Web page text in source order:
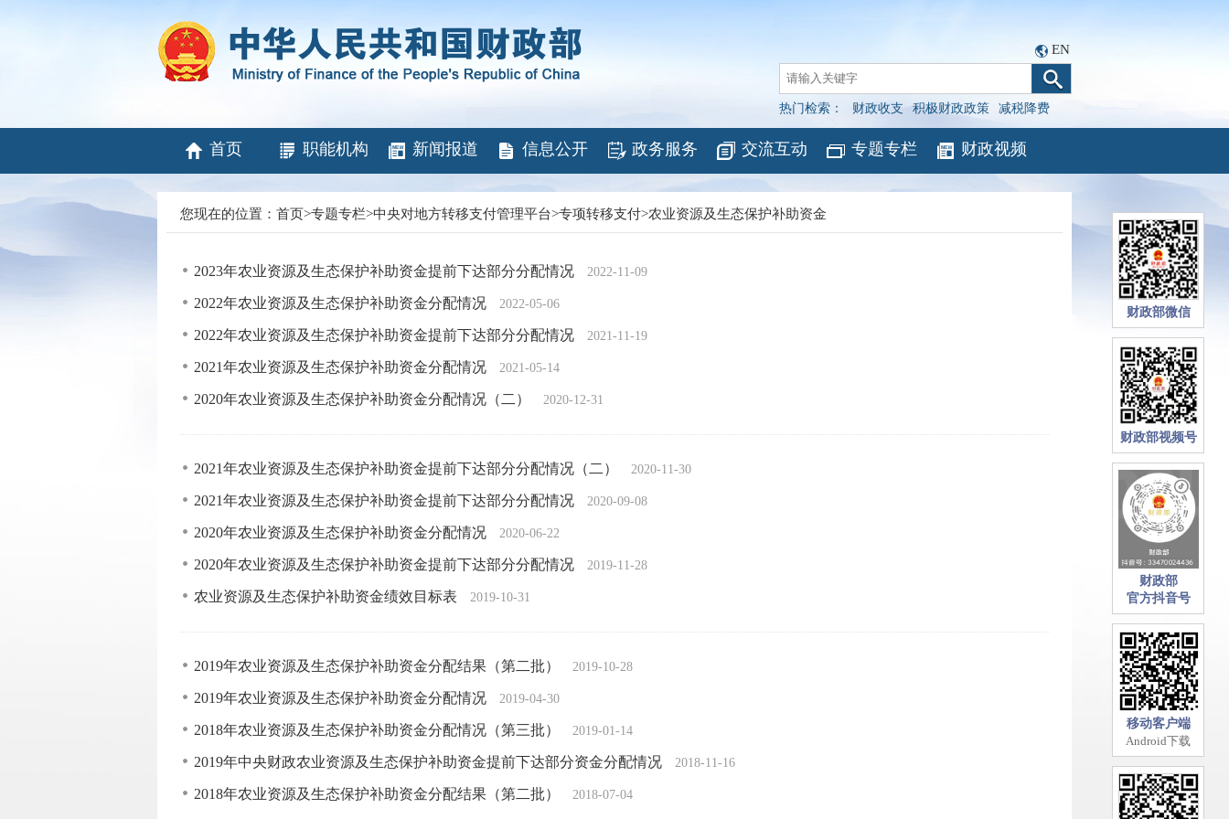
EN
热门检索： 财政收支 积极财政政策 减税降费
首页 职能机构 新闻报道 信息公开 政务服务 交流互动 专题专栏 财政视频
您现在的位置： 首页>专题专栏>中央对地方转移支付管理平台>专项转移支付>农业资源及生态保护补助资金
2023年农业资源及生态保护补助资金提前下达部分分配情况 2022-11-09
2022年农业资源及生态保护补助资金分配情况 2022-05-06
2022年农业资源及生态保护补助资金提前下达部分分配情况 2021-11-19
2021年农业资源及生态保护补助资金分配情况 2021-05-14
2020年农业资源及生态保护补助资金分配情况（二） 2020-12-31
2021年农业资源及生态保护补助资金提前下达部分分配情况（二） 2020-11-30
2021年农业资源及生态保护补助资金提前下达部分分配情况 2020-09-08
2020年农业资源及生态保护补助资金分配情况 2020-06-22
2020年农业资源及生态保护补助资金提前下达部分分配情况 2019-11-28
农业资源及生态保护补助资金绩效目标表 2019-10-31
2019年农业资源及生态保护补助资金分配结果（第二批） 2019-10-28
2019年农业资源及生态保护补助资金分配情况 2019-04-30
2018年农业资源及生态保护补助资金分配情况（第三批） 2019-01-14
2019年中央财政农业资源及生态保护补助资金提前下达部分资金分配情况 2018-11-16
2018年农业资源及生态保护补助资金分配结果（第二批） 2018-07-04
财政部微信
财政部视频号
财政部
官方抖音号
移动客户端
Android下载